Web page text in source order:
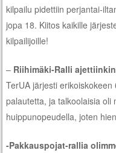
kilpailu pidettiin perjantai-
jopa 18. Kiitos kaikille
kilpailijoille!
– Riihimäki-Ralli
TerUA järjesti
palautetta, ja talkoolaisia oli
huippunopeudella, joten
-Pakkauspojat-rallia